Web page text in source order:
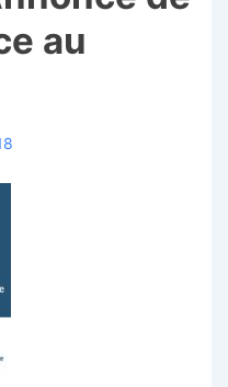
au